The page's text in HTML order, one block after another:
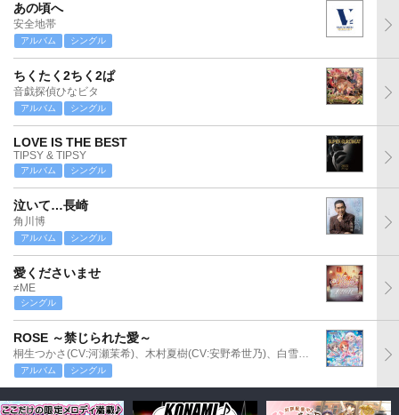
あの頃へ
安全地帯
アルバム シングル
ちくたく2ちく2ぱ
音戯探偵ひなビタ
アルバム シングル
LOVE IS THE BEST
TIPSY & TIPSY
アルバム シングル
泣いて…長崎
角川博
アルバム シングル
愛くださいませ
≠ME
シングル
ROSE ～禁じられた愛～
桐生つかさ(CV:河瀬茉希)、木村夏樹(CV:安野希世乃)、白雪千夜(CV:関口理咲)
アルバム シングル